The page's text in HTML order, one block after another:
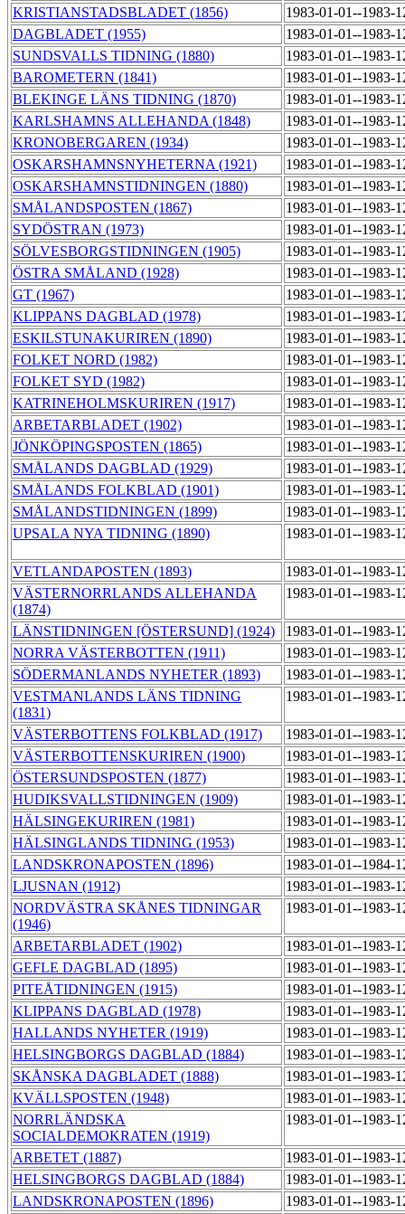
KRISTIANSTADSBLADET (1856)
1983-01-01--1983-
DAGBLADET (1955)
1983-01-01--1983-
SUNDSVALLS TIDNING (1880)
1983-01-01--1983-
BAROMETERN (1841)
1983-01-01--1983-
BLEKINGE LÄNS TIDNING (1870)
1983-01-01--1983-
KARLSHAMNS ALLEHANDA (1848)
1983-01-01--1983-
KRONOBERGAREN (1934)
1983-01-01--1983-
OSKARSHAMNSNYHETERNA (1921)
1983-01-01--1983-
OSKARSHAMNSTIDNINGEN (1880)
1983-01-01--1983-
SMÅLANDSPOSTEN (1867)
1983-01-01--1983-
SYDÖSTRAN (1973)
1983-01-01--1983-
SÖLVESBORGSTIDNINGEN (1905)
1983-01-01--1983-
ÖSTRA SMÅLAND (1928)
1983-01-01--1983-
GT (1967)
1983-01-01--1983-
KLIPPANS DAGBLAD (1978)
1983-01-01--1983-
ESKILSTUNAKURIREN (1890)
1983-01-01--1983-
FOLKET NORD (1982)
1983-01-01--1983-
FOLKET SYD (1982)
1983-01-01--1983-
KATRINEHOLMSKURIREN (1917)
1983-01-01--1983-
ARBETARBLADET (1902)
1983-01-01--1983-
JÖNKÖPINGSPOSTEN (1865)
1983-01-01--1983-
SMÅLANDS DAGBLAD (1929)
1983-01-01--1983-
SMÅLANDS FOLKBLAD (1901)
1983-01-01--1983-
SMÅLANDSTIDNINGEN (1899)
1983-01-01--1983-
UPSALA NYA TIDNING (1890)
1983-01-01--1983-
VETLANDAPOSTEN (1893)
1983-01-01--1983-
VÄSTERNORRLANDS ALLEHANDA
(1874)
1983-01-01--1983-
LÄNSTIDNINGEN [ÖSTERSUND] (1924)
1983-01-01--1983-
NORRA VÄSTERBOTTEN (1911)
1983-01-01--1983-
SÖDERMANLANDS NYHETER (1893)
1983-01-01--1983-
VESTMANLANDS LÄNS TIDNING
(1831)
1983-01-01--1983-
VÄSTERBOTTENS FOLKBLAD (1917)
1983-01-01--1983-
VÄSTERBOTTENSKURIREN (1900)
1983-01-01--1983-
ÖSTERSUNDSPOSTEN (1877)
1983-01-01--1983-
HUDIKSVALLSTIDNINGEN (1909)
1983-01-01--1983-
HÄLSINGEKURIREN (1981)
1983-01-01--1983-
HÄLSINGLANDS TIDNING (1953)
1983-01-01--1983-
LANDSKRONAPOSTEN (1896)
1983-01-01--1984-
LJUSNAN (1912)
1983-01-01--1983-
NORDVÄSTRA SKÅNES TIDNINGAR
(1946)
1983-01-01--1983-
ARBETARBLADET (1902)
1983-01-01--1983-
GEFLE DAGBLAD (1895)
1983-01-01--1983-
PITEÅTIDNINGEN (1915)
1983-01-01--1983-
KLIPPANS DAGBLAD (1978)
1983-01-01--1983-
HALLANDS NYHETER (1919)
1983-01-01--1983-
HELSINGBORGS DAGBLAD (1884)
1983-01-01--1983-
SKÅNSKA DAGBLADET (1888)
1983-01-01--1983-
KVÄLLSPOSTEN (1948)
1983-01-01--1983-
NORRLÄNDSKA
SOCIALDEMOKRATEN (1919)
1983-01-01--1983-
ARBETET (1887)
1983-01-01--1983-
HELSINGBORGS DAGBLAD (1884)
1983-01-01--1983-
LANDSKRONAPOSTEN (1896)
1983-01-01--1983-